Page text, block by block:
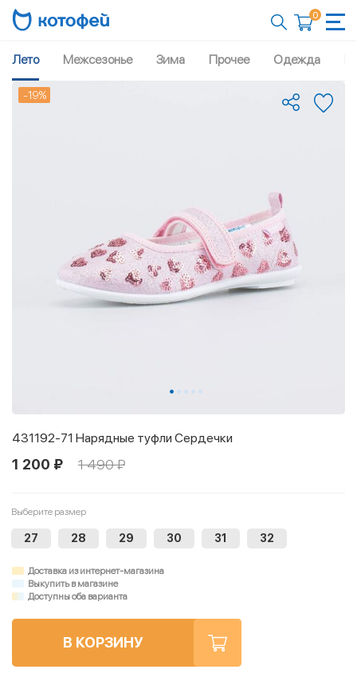
0
Лето Межсезонье Зима Прочее Одежда
-19%
431192-71 Нарядные туфли Сердечки
1 200 ₽ 1 490 ₽
Выберите размер
27 28 29 30 31 32
Доставка из интернет-магазина
Выкупить в магазине
Доступны оба варианта
В КОРЗИНУ